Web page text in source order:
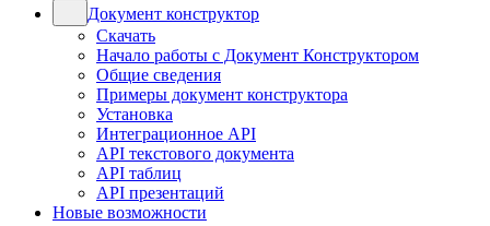
Документ конструктор
Скачать
Начало работы с Документ Конструктором
Общие сведения
Примеры документ конструктора
Установка
Интеграционное API
API текстового документа
API таблиц
API презентаций
Новые возможности